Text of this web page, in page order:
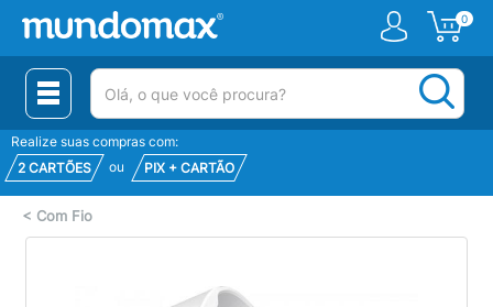
0
(pesquisar)
Realize suas compras com:
2 CARTÕES
ou PIX + CARTÃO
< Com Fio